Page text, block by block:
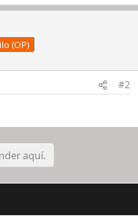
(OP)
#2
aquí.